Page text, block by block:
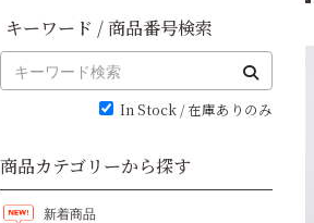
キーワード / 商品番号検索
In Stock / 在庫ありのみ
商品カテゴリーから探す
新着商品